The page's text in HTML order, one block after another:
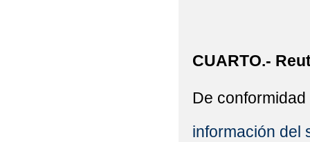
CUARTO.-
De
información del